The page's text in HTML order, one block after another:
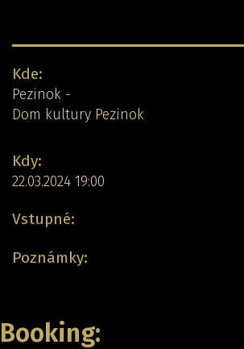
Kde:
Pezinok -
Dom kultury Pezinok
Kdy:
22.03.2024 19:00
Vstupné:
Poznámky:
Booking: